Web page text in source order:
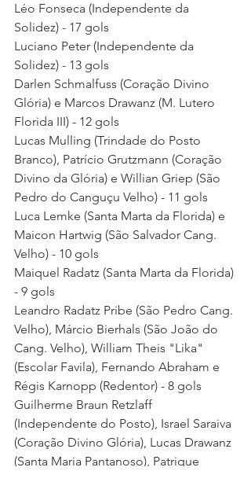
Léo Fonseca (Independente da
Solidez) - 17 gols
Luciano Peter (Independente da
Solidez) - 13 gols
Darlen Schmalfuss (Coração Divino
Glória) e Marcos Drawanz (M. Lutero
Florida III) - 12 gols
Lucas Mulling (Trindade do Posto
Branco), Patrício Grutzmann (Coração
Divino da Glória) e Willian Griep (São
Pedro do Canguçu Velho) - 11 gols
Luca Lemke (Santa Marta da Florida) e
Maicon Hartwig (São Salvador Cang.
Velho) - 10 gols
Maiquel Radatz (Santa Marta da Florida)
- 9 gols
Leandro Radatz Pribe (São Pedro Cang.
Velho), Márcio Bierhals (São João do
Cang. Velho), William Theis "Lika"
(Escolar Favila), Fernando Abraham e
Régis Karnopp (Redentor) - 8 gols
Guilherme Braun Retzlaff
(Independente do Posto), Israel Saraiva
(Coração Divino Glória), Lucas Drawanz
(Santa Maria Pantanoso), Patrique